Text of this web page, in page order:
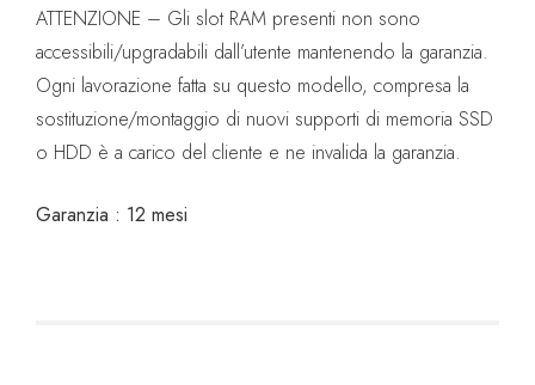
ATTENZIONE – Gli slot RAM presenti non sono
accessibili/upgradabili dall’utente mantenendo la garanzia.
Ogni lavorazione fatta su questo modello, compresa la
sostituzione/montaggio di nuovi supporti di memoria SSD
o HDD è a carico del cliente e ne invalida la garanzia.
Garanzia : 12 mesi